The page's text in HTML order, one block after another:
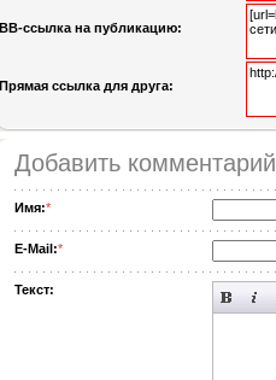
BB-cсылка на публикацию:
Прямая ссылка для друга:
Добавить комментарий
Имя:*
E-Mail:*
Текст: